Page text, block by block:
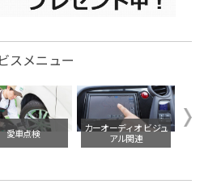
スメニュー
愛車点検
カーオーディオ ビジュ
アル関連